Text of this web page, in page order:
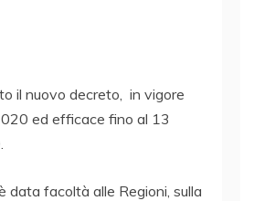
il nuovo decreto, in vigore
ed efficace fino al 13
data facoltà alle Regioni, sulla